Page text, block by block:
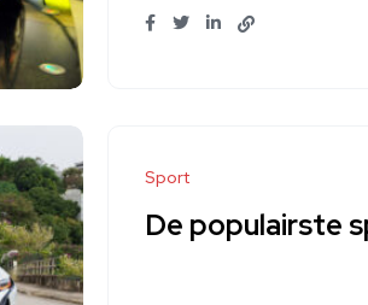
Sport
De populairste